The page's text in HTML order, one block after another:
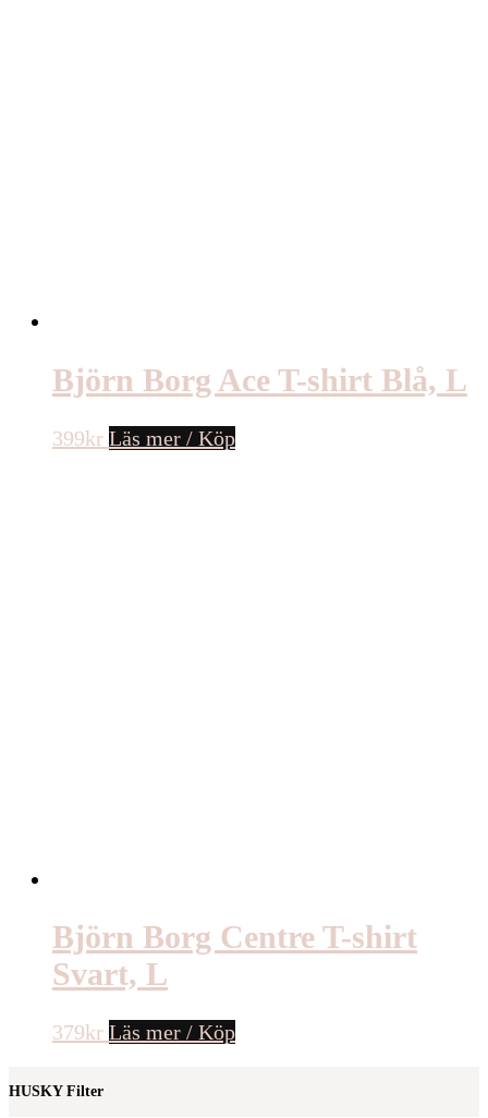
Björn Borg Ace T-shirt Blå, L
399kr Läs mer / Köp
Björn Borg Centre T-shirt
Svart, L
379kr Läs mer / Köp
HUSKY Filter